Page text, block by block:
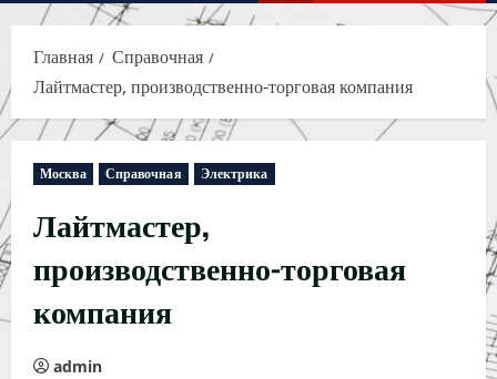
меню
Главная
Справочная
Лайтмастер, производственно-торговая компания
Москва Справочная Электрика
Лайтмастер,
производственно-торговая
компания
admin